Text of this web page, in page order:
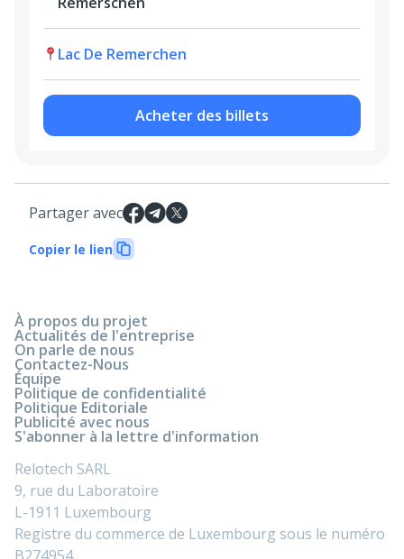
Lac De Remerchen
Acheter des billets
Partager avec
Copier le lien
À propos du projet
Actualités de l'entreprise
On parle de nous
Contactez-Nous
Équipe
Politique de confidentialité
Politique Editoriale
Publicité avec nous
S'abonner à la lettre d'information
Relotech SARL
9, rue du Laboratoire
L-1911 Luxembourg
Registre du commerce de Luxembourg sous le numéro